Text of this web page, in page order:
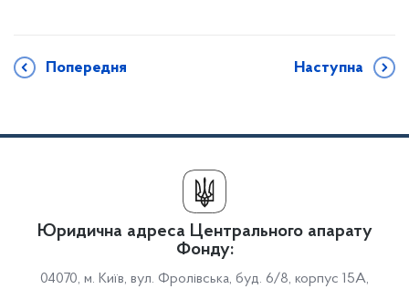
Попередня Наступна
Юридична адреса Центрального апарату
Фонду:
04070, м. Київ, вул. Фролівська, буд. 6/8, корпус 15А,